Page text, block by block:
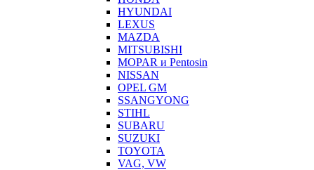
HYUNDAI
LEXUS
MAZDA
MITSUBISHI
MOPAR и Pentosin
NISSAN
OPEL GM
SSANGYONG
STIHL
SUBARU
SUZUKI
TOYOTA
VAG, VW